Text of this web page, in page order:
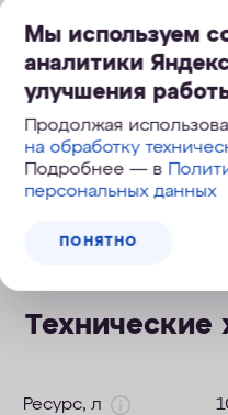
Увеличенный
Безопасная
.pdf 1 Мб
Технические
Ресурс, л
Мы используем
аналитики
улучшения
Продолжая
на обработку
Подробнее — в
персональных данных
ПОНЯТНО